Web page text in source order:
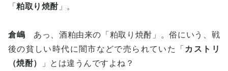
「粕取り焼酎」。
倉嶋 あっ、酒粕由来の「粕取り焼酎」。俗にいう、戦
後の貧しい時代に闇市などで売られていた「 カストリ
（焼酎）
」とは違うんですよね？